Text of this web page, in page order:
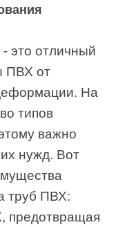
это отличный
ПВХ от
На
типов
важно
нужд. Вот
труб ПВХ:
предотвращая